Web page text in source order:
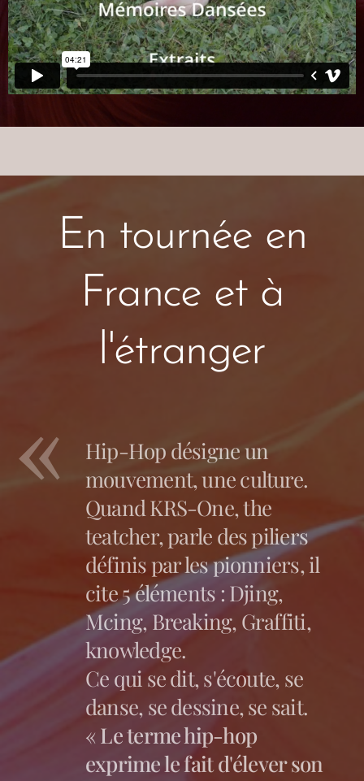
En tournée en
France et à
l'étranger
Hip-Hop désigne un
mouvement, une culture.
Quand KRS-One, the
teatcher, parle des piliers
définis par les pionniers, il
cite 5 éléments : Djing,
Mcing, Breaking, Graffiti,
knowledge.
Ce qui se dit, s'écoute, se
danse, se dessine, se sait.
« Le terme hip-hop
exprime le fait d'élever son